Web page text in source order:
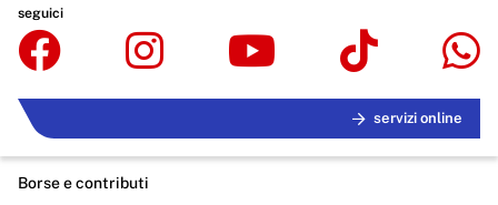
seguici
servizi online
Borse e contributi